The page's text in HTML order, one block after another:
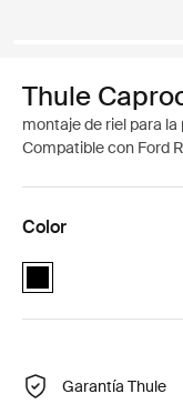
Thule
montaje de riel para
Compatible con Ford
Color
Thule Caprock rail
Garantía Thule